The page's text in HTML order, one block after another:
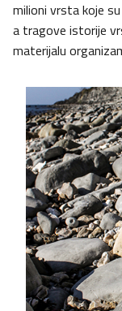
milioni vrsta koje
a tragove istorije
materijalu